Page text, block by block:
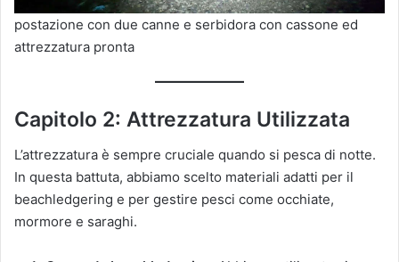
postazione con due canne e serbidora con cassone ed
attrezzatura pronta
Capitolo 2: Attrezzatura Utilizzata
L’attrezzatura è sempre cruciale quando si pesca di notte.
In questa battuta, abbiamo scelto materiali adatti per il
beachledgering e per gestire pesci come occhiate,
mormore e saraghi.